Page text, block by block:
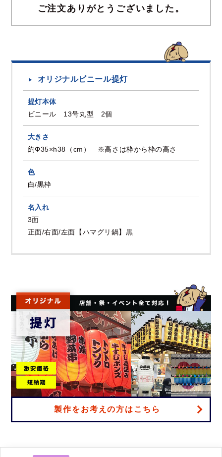
ご注文ありがとうございました。
オリジナルビニール提灯
提灯本体
ビニール 13号丸型 2個
大きさ
約Φ35×h38（cm） ※高さは枠から枠の高さ
色
白/黒枠
名入れ
3面
正面/右面/左面【ハマグリ鍋】黒
製作をお考えの方はこちら